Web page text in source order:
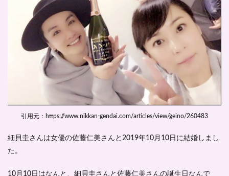
圭は
ゴー
カイ
た！
3
圭は
がペ
引用元：https://www.nikkan-gendai.com/articles/view/geino/260483
細貝圭さんは女優の佐藤仁美さんと 2019年10月10日に結婚 しまし
た。
10月10日はなんと、細貝圭さんと佐藤仁美さんの誕生日なんで